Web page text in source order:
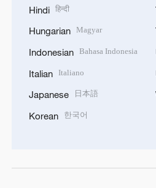
Hindi हिन्दी
Hungarian Magyar
Indonesian Bahasa Indonesia
Italian Italiano
Japanese 日本語
Korean 한국어